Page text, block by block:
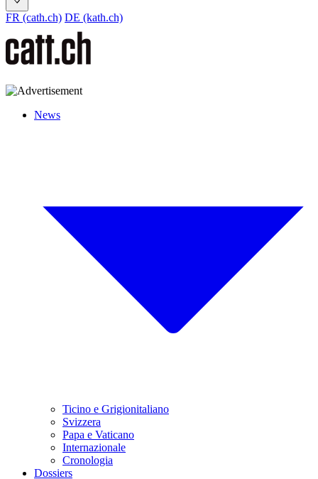
FR (cath.ch) DE (kath.ch)
News
Ticino e Grigionitaliano
Svizzera
Papa e Vaticano
Internazionale
Cronologia
Dossiers